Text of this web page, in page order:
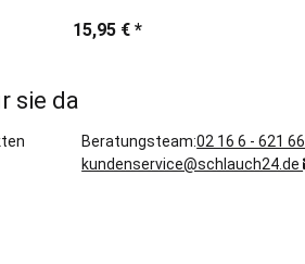
15,95 € *
sie da
Beratungsteam:02 16 6 - 621
kundenservice@schlauch24.de